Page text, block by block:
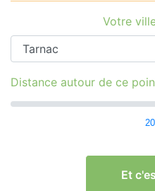
Votre
Distance autour de ce
20
Et